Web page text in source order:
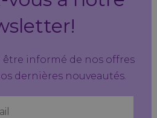
être informé de nos offres
dernières nouveautés.